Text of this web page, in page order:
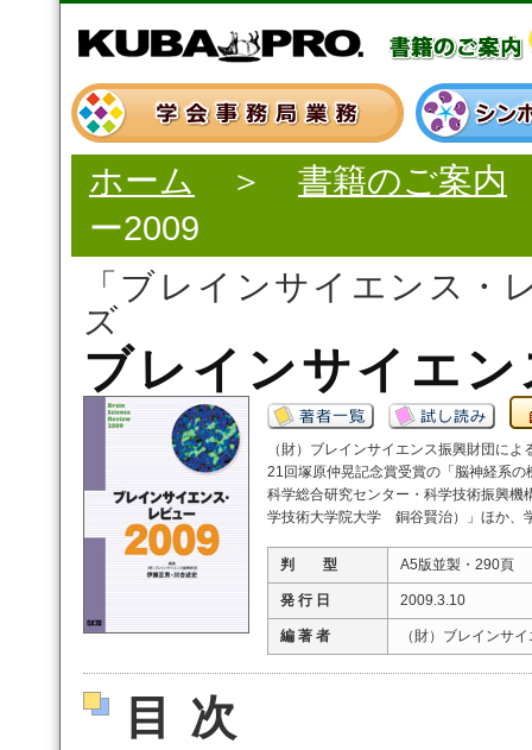
ホーム ＞ 書籍のご案内
ー2009
「ブレインサイエンス・
ズ
ブレインサイエ
（財）ブレインサイエンス振興財団に
21回塚原仲晃記念賞受賞の「脳神経系
科学総合研究センター・科学技術振興
学技術大学院大学 銅谷賢治）」ほか、
判 型 A5版並製・290頁
発 行 日 2009.3.10
編 著 者 （財）ブレインサ
目次